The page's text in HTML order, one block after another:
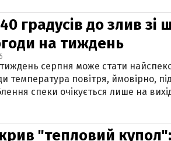
градусів до злив
на тиждень
серпня може стати
температура повітря, ймовірно,
спеки очікується лише на
"тепловий купол":